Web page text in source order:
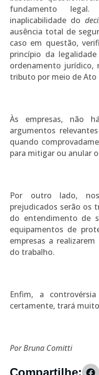
fundamento
inaplicabilidade do
ausência total de
caso em questão,
princípio da
ordenamento jurídico,
tributo por meio de
Às empresas, não
argumentos
quando
para mitigar ou anular
Por outro lado,
prejudicados serão os
do entendimento de
equipamentos de
empresas a
do trabalho.
Enfim, a
certamente, trará
Por Bruna Comitti
Compartilhe: